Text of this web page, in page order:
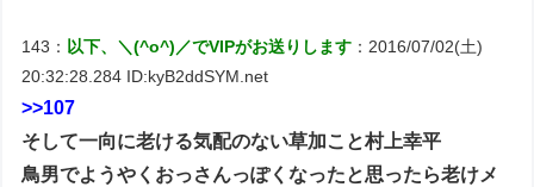
143： 以下、＼(^o^)／でVIPがお送りします ：2016/07/02(土)
20:32:28.284 ID:kyB2ddSYM.net
>>107
そして一向に老ける気配のない草加こと村上幸平
鳥男でようやくおっさんっぽくなったと思ったら老けメ